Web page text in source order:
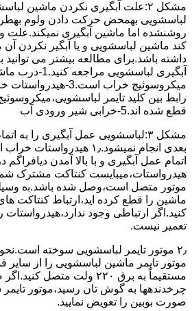
مشکل ۲:علت آبگیری نکردن ماشین
لباسشویی بهمحض ﺣﺮﮐﺖ دادن وﻟﻮم
روشنشده اﻣﺎ ﻣﺎﺷﯿﻦ آﺑﮕﯿﺮی نمیکند.ﻋﻠﺖ
کند ماشین لباسشویی و یا آبگیر نکردن آن
داشته باشد.برای مطالعه بیشتر می
راﺑﻂ ﺑﯿﻦ ﮐﻠﯿﺪ ﺗﺎﯾﻤﺮ
ﻗﻄﻊ ﺷﺪه اند.5-خرابی شیر ورودی آب
مشکل ۳:لباسشویی ﻋﻤﻞ آﺑﮕﯿﺮی را ﺑﻪ
ﺑﻌﺪی اﻧﺠﺎم نمیشود.۱٫
اﺗﻤﺎم عمل آﺑﮕﯿﺮی و ﺑﺎ ﺑﺎﻻ آﻣﺪن دﯾﺎﻓﺮاﮔﻢ
ﻣﻮﺗﻮر ﻣﺘﺼﻞ اﺳﺖ،وﺻﻞ ﺷﺪه ﺑﺎﺷﺪ.ﺑه
ﻣﺎﺷﯿﻦ را ﻗﻄﻊ کرده اید،ارﺗﺒﺎط ﮐﻨﺘﺎﮐﺖ
کنید.اﮔﺮ ارﺗﺒﺎطی وجود ندارد،ﻫﯿﺪرواﺳﺘﺎت
ﺗﻌﻤﯿﺮ نیست.
۲٫ ﻣﻮﺗﻮر ﺗﺎﯾﻤﺮ لباسشویی ﺳﻮﺧﺘﻪ
ﻣﻮﺗﻮر ﺗﺎﯾﻤﺮ ماشین لباسشویی را از ﺳﺎﯾﺮ
مستقیماً ﺑﻪ برق ۲۲۰ وﻟﺖ
چرخدندهها به گوش تان رﺳﯿﺪ،ﻣﻮﺗﻮر
ﺻﻮرت ﺑﻮﺑﯿﻦ را ﺗﻌﻮﯾﺾ ﻧﻤﺎﯾﯿﺪ.